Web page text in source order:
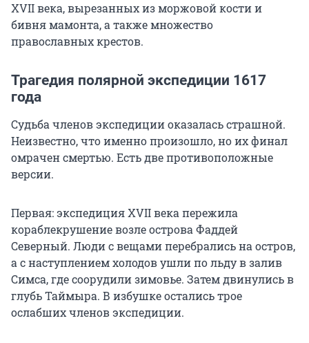
XVII века, вырезанных из моржовой кости и
бивня мамонта, а также множество
православных крестов.
Трагедия полярной экспедиции 1617
года
Судьба членов экспедиции оказалась страшной.
Неизвестно, что именно произошло, но их финал
омрачен смертью. Есть две противоположные
версии.
Первая: экспедиция XVII века пережила
кораблекрушение возле острова Фаддей
Северный. Люди с вещами перебрались на остров,
а с наступлением холодов ушли по льду в залив
Симса, где соорудили зимовье. Затем двинулись в
глубь Таймыра. В избушке остались трое
ослабших членов экспедиции.